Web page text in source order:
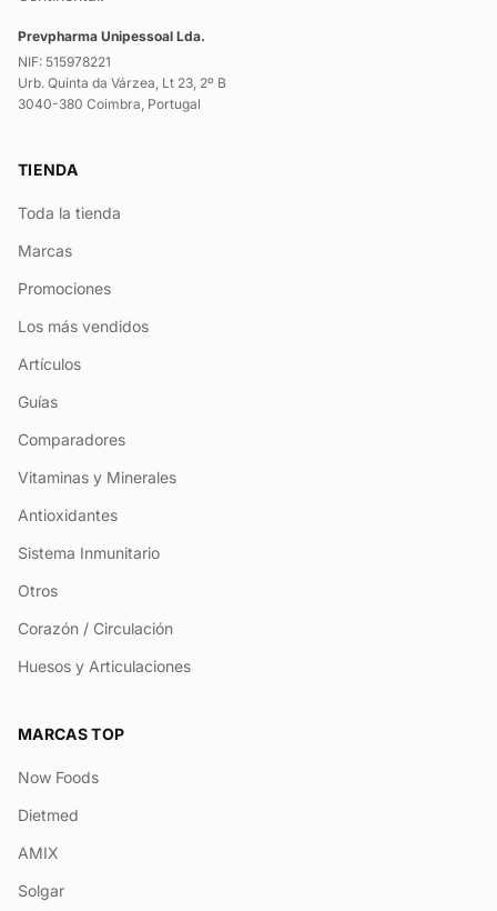
Prevpharma Unipessoal Lda.
NIF: 515978221
Urb. Quinta da Várzea, Lt 23, 2º B
3040-380 Coimbra, Portugal
TIENDA
Toda la tienda
Marcas
Promociones
Los más vendidos
Artículos
Guías
Comparadores
Vitaminas y Minerales
Antioxidantes
Sistema Inmunitario
Otros
Corazón / Circulación
Huesos y Articulaciones
MARCAS TOP
Now Foods
Dietmed
AMIX
Solgar